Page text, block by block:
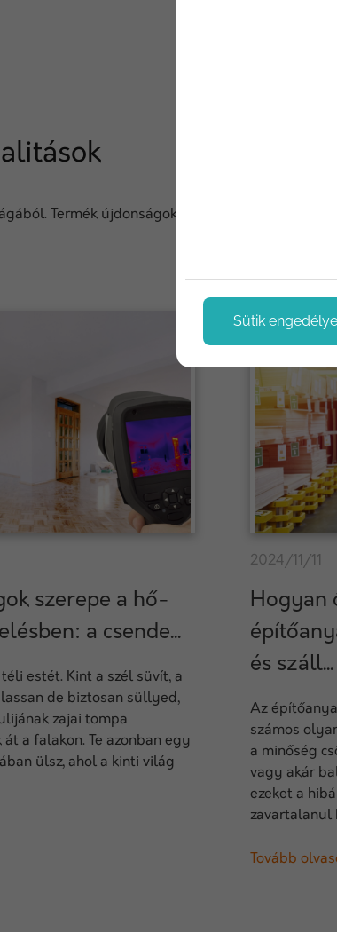
Termék újdonságok, technológiák, újítások.
szerepe a hő-
a csende...
estét. Kint a szél süvít, a
de biztosan süllyed,
zajai tompa
a falakon. Te azonban egy
ülsz, ahol a kinti világ
2024/11/11
Hogyan
és száll...
Az
számos
a minőség
vagy akár
ezeket a
zavartalanul
Tovább
Sütik